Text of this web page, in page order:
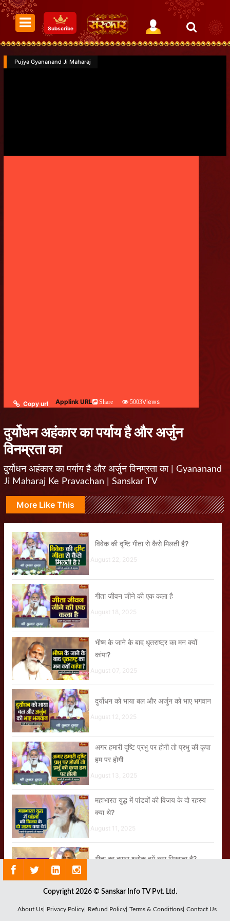
Subscribe
Pujya Gyananand Ji Maharaj
Copy url Applink URL Share 5003Views
दुर्योधन अहंकार का पर्याय है और अर्जुन
विनम्रता का
दुर्योधन अहंकार का पर्याय है और अर्जुन विनम्रता का | Gyananand
Ji Maharaj Ke Pravachan | Sanskar TV
More Like This
विवेक की दृष्टि गीता से कैसे मिलती है?
August 22, 2025
गीता जीवन जीने की एक कला है
August 18, 2025
भीष्म के जाने के बाद धृतराष्ट्र का मन क्यों
कांपा?
August 07, 2025
दुर्योधन को भाया बल और अर्जुन को भाए भगवान
August 12, 2025
अगर हमारी दृष्टि प्रभु पर होगी तो प्रभु की कृपा
हम पर होगी
August 13, 2025
महाभारत युद्ध में पांडवों की विजय के दो रहस्य
क्या थे?
August 11, 2025
गीता का दूसरा श्लोक हमें क्या सिखाता है?
कभी जब भी जीवन को निराशा ने मारा मेरे दिल ने
Copyright 2026 © Sanskar Info TV Pvt. Ltd.
About Us| Privacy Policy| Refund Policy| Terms & Conditions| Contact Us